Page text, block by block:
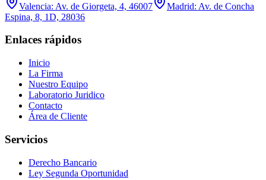
Valencia: Av. de Giorgeta, 4, 46007
Madrid: Av. de Concha
Espina, 8, 1D, 28036
Enlaces rápidos
Inicio
La Firma
Nuestro Equipo
Laboratorio Juridico
Contacto
Área de Cliente
Servicios
Derecho Bancario
Ley Segunda Oportunidad